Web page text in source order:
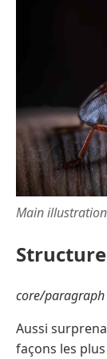
Main
core/paragraph
Aussi
façons les